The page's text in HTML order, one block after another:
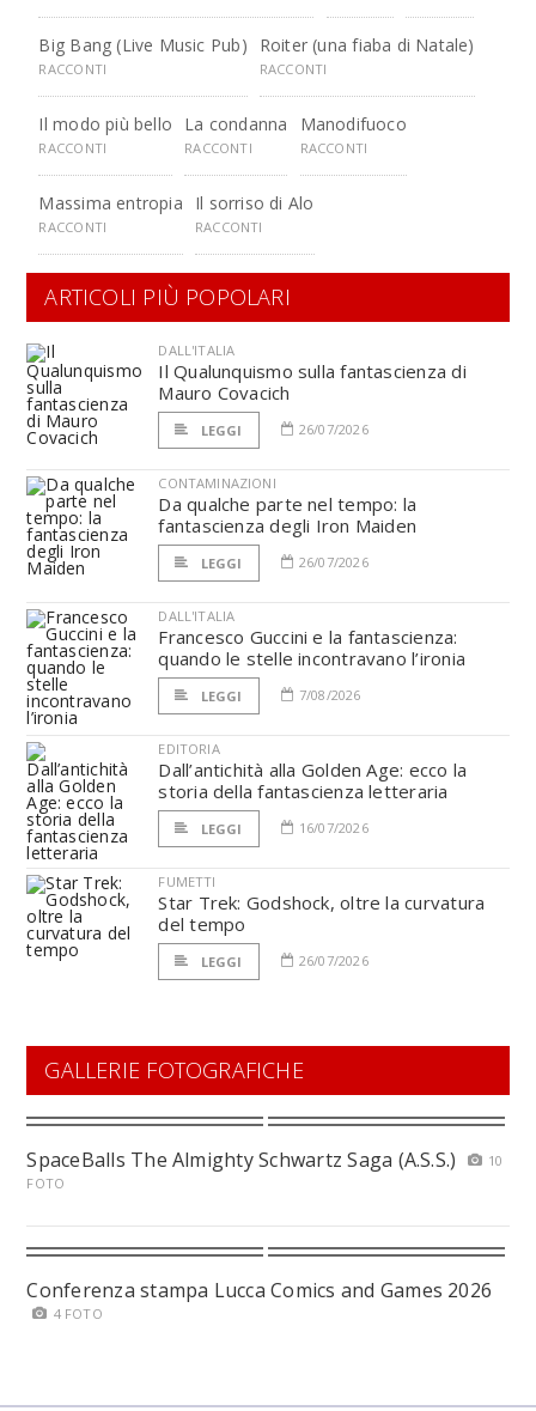
Big Bang (Live Music Pub)
RACCONTI
Roiter (una fiaba di Natale)
RACCONTI
Il modo più bello
RACCONTI
La condanna
RACCONTI
Manodifuoco
RACCONTI
Massima entropia
RACCONTI
Il sorriso di Alo
RACCONTI
ARTICOLI PIÙ POPOLARI
DALL'ITALIA
Il Qualunquismo sulla fantascienza di
Mauro Covacich
LEGGI 26/07/2026
CONTAMINAZIONI
Da qualche parte nel tempo: la
fantascienza degli Iron Maiden
LEGGI 26/07/2026
DALL'ITALIA
Francesco Guccini e la fantascienza:
quando le stelle incontravano l’ironia
LEGGI 7/08/2026
EDITORIA
Dall’antichità alla Golden Age: ecco la
storia della fantascienza letteraria
LEGGI 16/07/2026
FUMETTI
Star Trek: Godshock, oltre la curvatura
del tempo
LEGGI 26/07/2026
GALLERIE FOTOGRAFICHE
SpaceBalls The Almighty Schwartz Saga (A.S.S.)
10
FOTO
Conferenza stampa Lucca Comics and Games 2026
4 FOTO